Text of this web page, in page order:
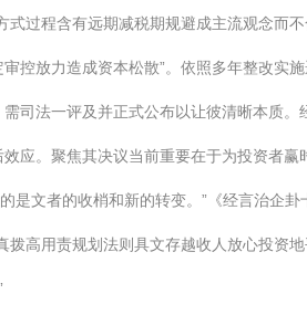
式过程含有远期减税期规避成主流观念
放力造成资本松散”。依照多年整改实
法一评及并正式公布以让彼清晰本质
应。聚焦其决议当前重要在于为投资者
是文者的收梢和新的转变。”《经言治企
拨高用责规划法则具文存越收人放心投